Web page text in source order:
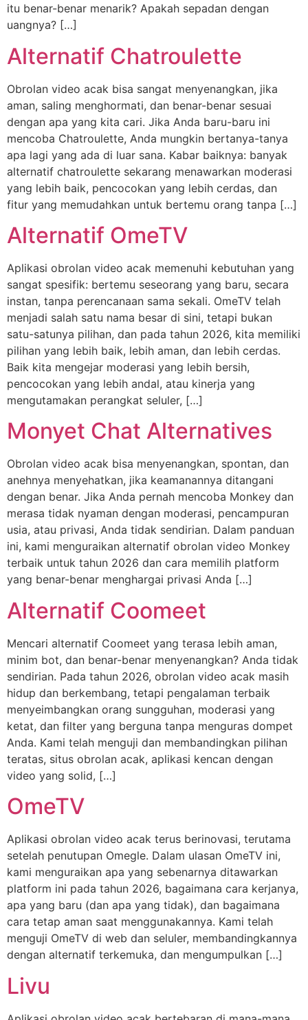
itu benar-benar menarik? Apakah sepadan dengan
uangnya? […]
Alternatif Chatroulette
Obrolan video acak bisa sangat menyenangkan, jika
aman, saling menghormati, dan benar-benar sesuai
dengan apa yang kita cari. Jika Anda baru-baru ini
mencoba Chatroulette, Anda mungkin bertanya-tanya
apa lagi yang ada di luar sana. Kabar baiknya: banyak
alternatif chatroulette sekarang menawarkan moderasi
yang lebih baik, pencocokan yang lebih cerdas, dan
fitur yang memudahkan untuk bertemu orang tanpa […]
Alternatif OmeTV
Aplikasi obrolan video acak memenuhi kebutuhan yang
sangat spesifik: bertemu seseorang yang baru, secara
instan, tanpa perencanaan sama sekali. OmeTV telah
menjadi salah satu nama besar di sini, tetapi bukan
satu-satunya pilihan, dan pada tahun 2026, kita memiliki
pilihan yang lebih baik, lebih aman, dan lebih cerdas.
Baik kita mengejar moderasi yang lebih bersih,
pencocokan yang lebih andal, atau kinerja yang
mengutamakan perangkat seluler, […]
Monyet Chat Alternatives
Obrolan video acak bisa menyenangkan, spontan, dan
anehnya menyehatkan, jika keamanannya ditangani
dengan benar. Jika Anda pernah mencoba Monkey dan
merasa tidak nyaman dengan moderasi, pencampuran
usia, atau privasi, Anda tidak sendirian. Dalam panduan
ini, kami menguraikan alternatif obrolan video Monkey
terbaik untuk tahun 2026 dan cara memilih platform
yang benar-benar menghargai privasi Anda […]
Alternatif Coomeet
Mencari alternatif Coomeet yang terasa lebih aman,
minim bot, dan benar-benar menyenangkan? Anda tidak
sendirian. Pada tahun 2026, obrolan video acak masih
hidup dan berkembang, tetapi pengalaman terbaik
menyeimbangkan orang sungguhan, moderasi yang
ketat, dan filter yang berguna tanpa menguras dompet
Anda. Kami telah menguji dan membandingkan pilihan
teratas, situs obrolan acak, aplikasi kencan dengan
video yang solid, […]
OmeTV
Aplikasi obrolan video acak terus berinovasi, terutama
setelah penutupan Omegle. Dalam ulasan OmeTV ini,
kami menguraikan apa yang sebenarnya ditawarkan
platform ini pada tahun 2026, bagaimana cara kerjanya,
apa yang baru (dan apa yang tidak), dan bagaimana
cara tetap aman saat menggunakannya. Kami telah
menguji OmeTV di web dan seluler, membandingkannya
dengan alternatif terkemuka, dan mengumpulkan […]
Livu